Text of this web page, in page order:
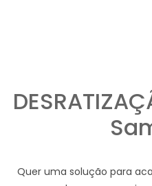
Quer uma solução para